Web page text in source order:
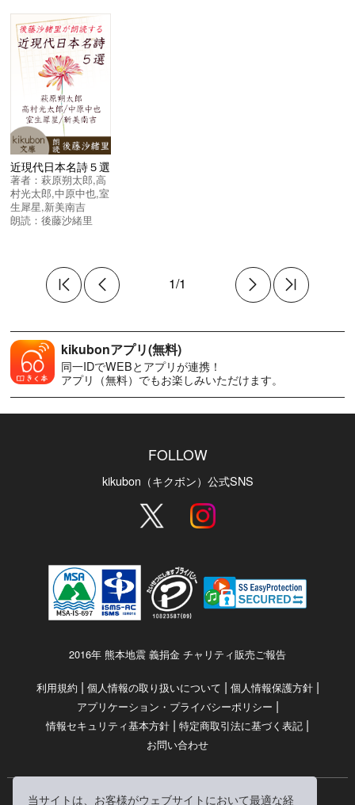
当サイトは、お客様がウェブサイトにおいて最適な経
近現代日本名詩５選
著者：萩原朔太郎,高
村光太郎,中原中也,室
生犀星,新美南吉
朗読：後藤沙緒里
1/1
kikubonアプリ(無料)
同一IDでWEBとアプリが連携！
アプリ（無料）でもお楽しみいただけます。
FOLLOW
kikubon（キクボン）公式SNS
2016年 熊本地震 義捐金 チャリティ販売ご報告
利用規約 | 個人情報の取り扱いについて | 個人情報保護方針|
アプリケーション・プライバシーポリシー |
情報セキュリティ基本方針 | 特定商取引法に基づく表記 |
お問い合わせ